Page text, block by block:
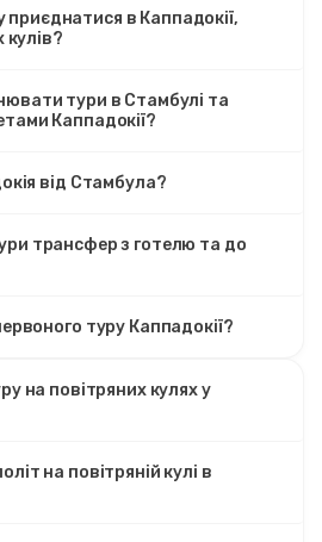
приєднатися в Каппадокії,
кулів?
тури в Стамбулі та
Каппадокії?
від Стамбула?
трансфер з готелю та до
туру Каппадокії?
на повітряних кулях у
на повітряній кулі в